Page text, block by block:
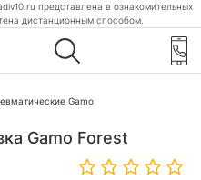
представлена в ознакомительных
дистанционным способом.
Gamo
Gamo Forest